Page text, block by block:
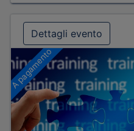
Dettagli evento
A pagamento